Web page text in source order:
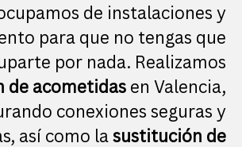
de instalaciones y
para que no tengas que
por nada. Realizamos
de acometidas en Valencia,
conexiones seguras y
así como lasustitución de